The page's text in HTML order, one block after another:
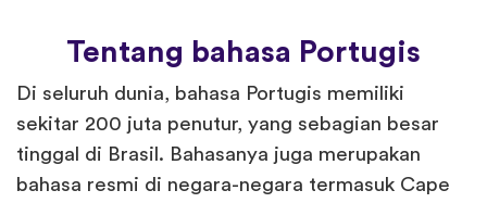
Tentang bahasa Portugis
Di seluruh dunia, bahasa Portugis memiliki
sekitar 200 juta penutur, yang sebagian besar
tinggal di Brasil. Bahasanya juga merupakan
bahasa resmi di negara-negara termasuk Cape